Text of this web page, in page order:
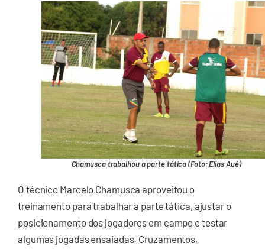
Chamusca trabalhou a parte tática (Foto: Elias Auê)
O técnico Marcelo Chamusca aproveitou o
treinamento para trabalhar a parte tática, ajustar o
posicionamento dos jogadores em campo e testar
algumas jogadas ensaiadas. Cruzamentos,